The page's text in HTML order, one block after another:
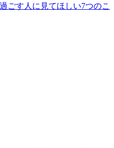
ごす人に見てほしい7つのこ